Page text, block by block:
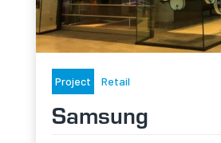
Project Retail
Samsung